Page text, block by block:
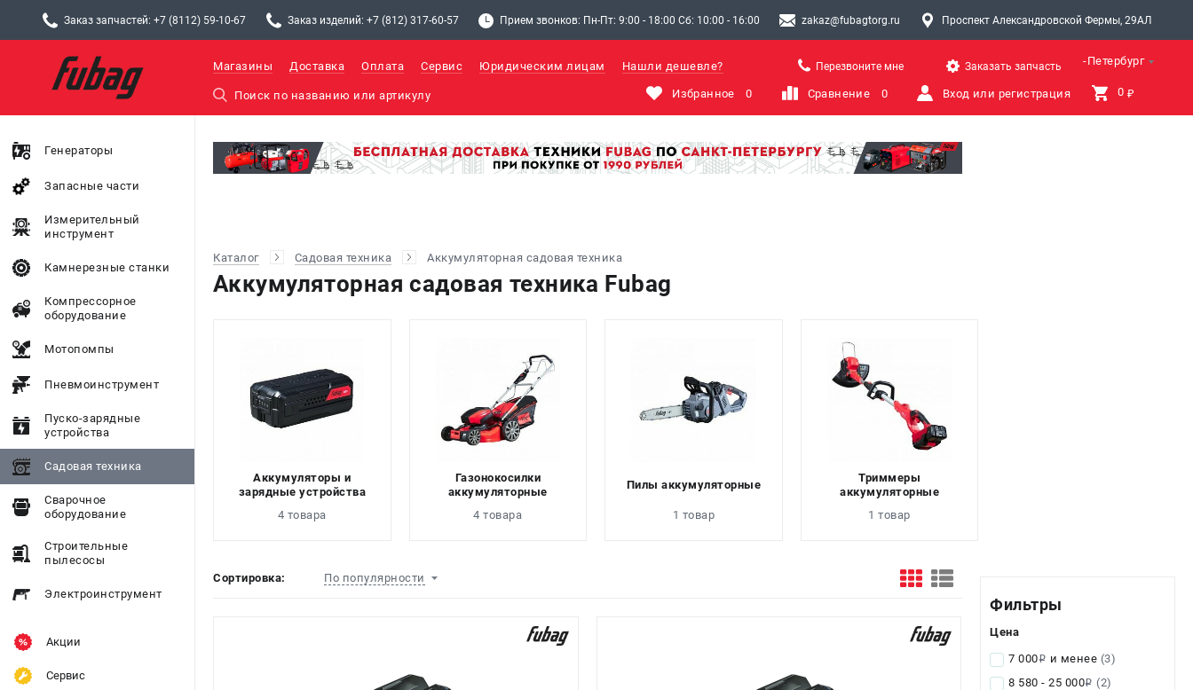
Заказ запчастей: +7 (8112) 59-10-67 Заказ изделий: +7 (812) 317-60-57 Прием звонков: Пн-Пт: 9:00 - 18:00 Сб: 10:00 - 16:00 zakaz@fubagtorg.ru Проспект Александровской Фермы, 29АЛ
Санкт-Петербург
Магазины Доставка Оплата Сервис Юридическим лицам Нашли дешевле? Перезвоните мне Заказать запчасть
Избранное 0 Сравнение 0 Вход или регистрация 0 ₽
Генераторы
Запасные части
Измерительный
инструмент
Камнерезные станки
Компрессорное
оборудование
Мотопомпы
Пневмоинструмент
Пуско-зарядные
устройства
Садовая техника
Сварочное
оборудование
Строительные
пылесосы
Электроинструмент
Акции
Сервис
Каталог Садовая техника Аккумуляторная садовая техника
Аккумуляторная садовая техника Fubag
Аккумуляторы и
зарядные устройства
4 товара
Газонокосилки
аккумуляторные
4 товара
Пилы аккумуляторные
1 товар
Триммеры
аккумуляторные
1 товар
Сортировка: По популярности
Фильтры
Цена
7 000i и менее (3)
8 580 - 25 000i (2)